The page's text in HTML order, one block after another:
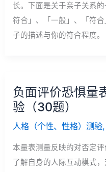
长。下面是关于亲子关系
符合」、「一般」、「符
子的描述与你的符合程度。
负面评价恐惧量
验（30题）
人格（个性、性格）测验,
本量表测量反映的对否定
了解自身的人际互动模式